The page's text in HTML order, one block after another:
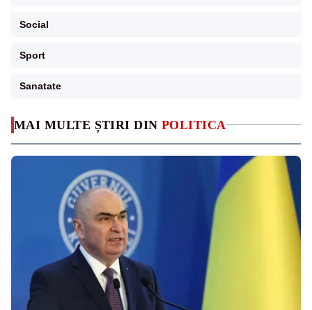
MAI MULTE ȘTIRI DIN POLITICA
Social
Sport
Sanatate